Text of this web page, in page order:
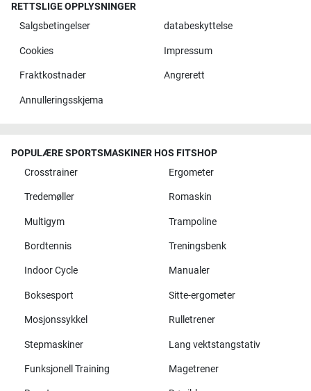
RETTSLIGE OPPLYSNINGER
Salgsbetingelser
databeskyttelse
Cookies Impressum
Fraktkostnader Angrerett
Annulleringsskjema
POPULÆRE SPORTSMASKINER HOS FITSHOP
Crosstrainer
Ergometer
Tredemøller Romaskin
Multigym Trampoline
Bordtennis Treningsbenk
Indoor Cycle Manualer
Boksesport Sitte-ergometer
Mosjonssykkel Rulletrener
Stepmaskiner Lang vektstangstativ
Funksjonell Training Magetrener